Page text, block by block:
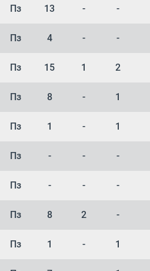
Пз 13 - -
Пз 4 - -
Пз 15 1 2
Пз 8 - 1
Пз 1 - 1
Пз - - -
Пз - - -
Пз 8 2 -
Пз 1 - 1